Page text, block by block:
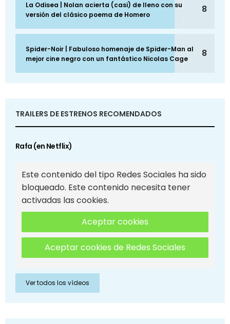
La Odisea | Nolan acierta (casi) de lleno con su
versión del clásico poema de Homero
8
Spider-Noir | Fabuloso homenaje de Spider-Man al
mejor cine negro con un fantástico Nicolas Cage
8
TRAILERS DE ESTRENOS RECOMENDADOS
Rafa (en Netflix)
Este contenido del tipo Redes Sociales ha sido
bloqueado. Este contenido necesita tener
activadas las cookies.
Aceptar cookies
Aceptar cookies de Redes Sociales
Ver todos los vídeos